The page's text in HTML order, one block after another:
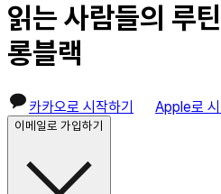
읽는 사람들의 루
롱블랙
카카오로 시작하기 Apple로 시
이메일로 가입하기